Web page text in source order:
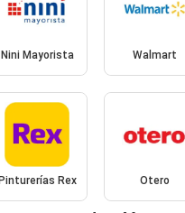
Nini Mayorista Walmart
Pinturerías Rex Otero